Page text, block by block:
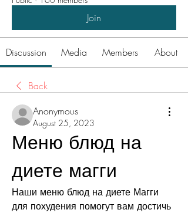
Join
Discussion Media Members About
Back
Anonymous
August 25, 2023
Меню блюд на
диете магги
Наши меню блюд на диете Магги
для похудения помогут вам достичь